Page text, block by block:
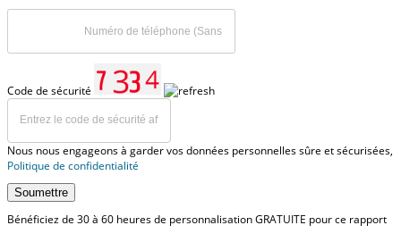
Code de sécurité
Nous nous engageons à garder vos données personnelles sûre et sécurisées,
Politique de confidentialité
Soumettre
Bénéficiez de 30 à 60 heures de personnalisation GRATUITE pour ce rapport